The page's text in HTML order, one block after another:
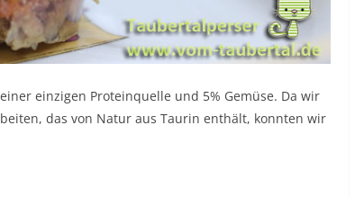
einzigen Proteinquelle und 5% Gemüse. Da wir
das von Natur aus Taurin enthält, konnten wir